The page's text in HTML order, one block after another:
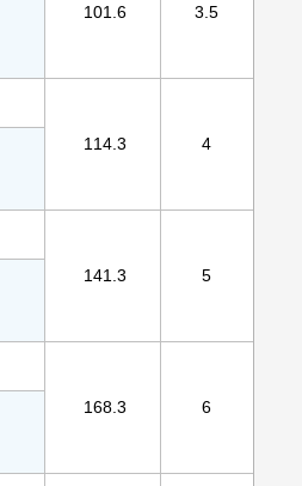
3.5
101.6
4
114.3
5
141.3
6
168.3